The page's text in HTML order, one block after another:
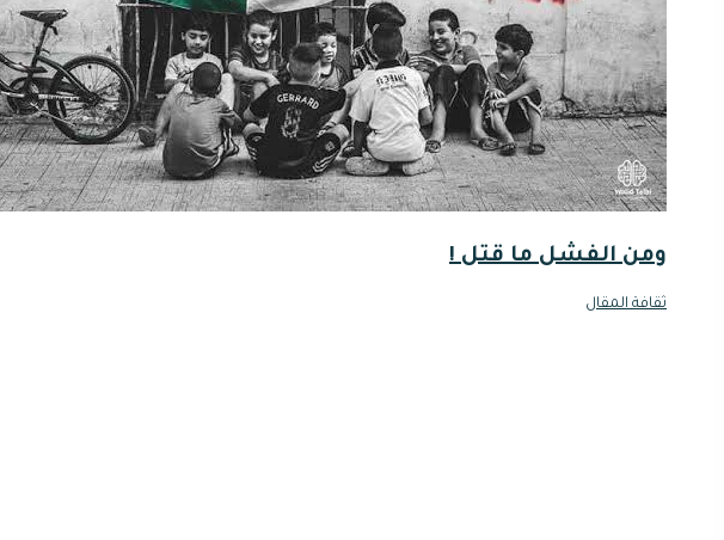
ومن الفشل ما قتل !
ثقافة المقال